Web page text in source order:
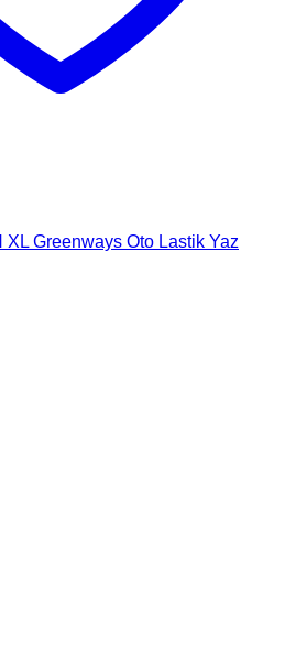
XL Greenways Oto Lastik Yaz